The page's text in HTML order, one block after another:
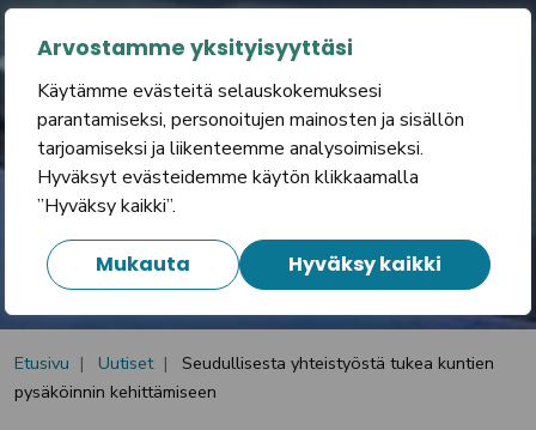
Arvostamme yksityisyyttäsi
Käytämme evästeitä selauskokemuksesi
parantamiseksi, personoitujen mainosten ja sisällön
tarjoamiseksi ja liikenteemme analysoimiseksi.
Hyväksyt evästeidemme käytön klikkaamalla
”Hyväksy kaikki”.
Mukauta Hyväksy kaikki
Etusivu Uutiset
Seudullisesta yhteistyöstä tukea kuntien
pysäköinnin kehittämiseen